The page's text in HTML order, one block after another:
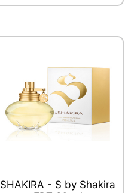
SHAKIRA - S by Shakira